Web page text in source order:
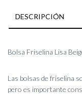
DESCRIPCIÓN
Bolsa Friselina Lisa
Las bolsas de friselina
pero es importante